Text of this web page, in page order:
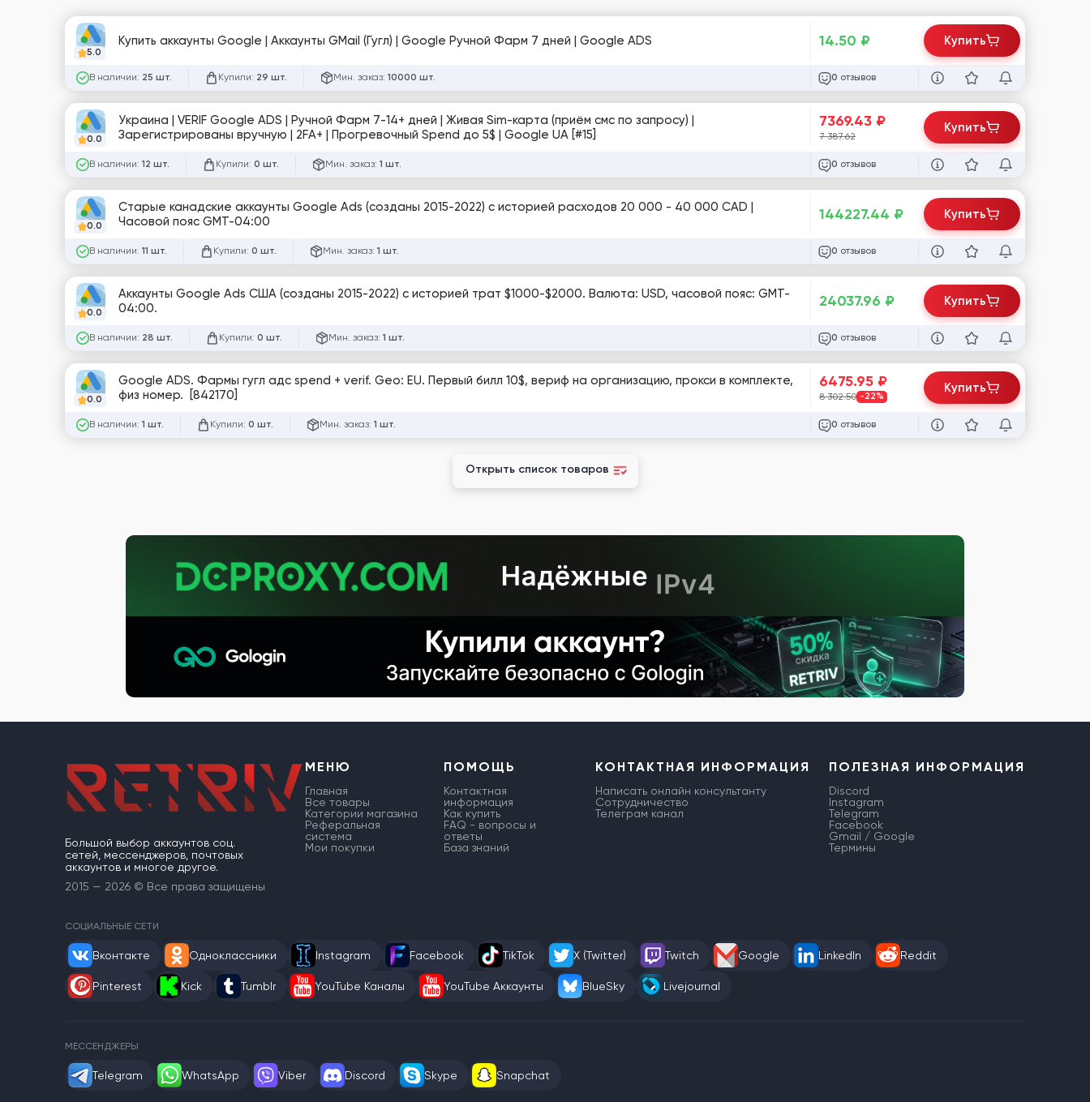
5.0
Купить аккаунты Google | Аккаунты GMail (Гугл) | Google Ручной Фарм 7 дней | Google ADS
В наличии: 25 шт. Купили: 29 шт. Мин. заказ: 10000 шт.
14.50 ₽
0 отзывов
Купить
0.0
Украина | VERIF Google ADS | Ручной Фарм 7-14+ дней | Живая Sim-карта (приём смс по запросу) |
Зарегистрированы вручную | 2FA+ | Прогревочный Spend до 5$ | Google UA [#15]
В наличии: 12 шт. Купили: 0 шт. Мин. заказ: 1 шт.
7369.43 ₽
7 387.62
0 отзывов
Купить
0.0
Старые канадские аккаунты Google Ads (созданы 2015-2022) с историей расходов 20 000 - 40 000 CAD |
Часовой пояс GMT-04:00
В наличии: 11 шт. Купили: 0 шт. Мин. заказ: 1 шт.
144227.44 ₽
0 отзывов
Купить
0.0
Аккаунты Google Ads США (созданы 2015-2022) с историей трат $1000-$2000. Валюта: USD, часовой пояс: GMT-
04:00.
В наличии: 28 шт. Купили: 0 шт. Мин. заказ: 1 шт.
24037.96 ₽
0 отзывов
Купить
0.0
Google ADS. Фармы гугл адс spend + verif. Geo: EU. Первый билл 10$, вериф на организацию, прокси в комплекте,
физ номер. [842170]
В наличии: 1 шт. Купили: 0 шт. Мин. заказ: 1 шт.
6475.95 ₽
8 302.50 -22%
0 отзывов
Купить
Открыть список товаров
Большой выбор аккаунтов соц.
сетей, мессенджеров, почтовых
аккаунтов и многое другое.
2015 — 2026 © Все права защищены
МЕНЮ
Главная
Все товары
Категории магазина
Реферальная
система
Мои покупки
ПОМОЩЬ
Контактная
информация
Как купить
FAQ - вопросы и
ответы
База знаний
КОНТАКТНАЯ ИНФОРМАЦИЯ
Написать онлайн консультанту
Сотрудничество
Телеграм канал
ПОЛЕЗНАЯ ИНФОРМАЦИЯ
Discord
Instagram
Telegram
Facebook
Gmail / Google
Термины
СОЦИАЛЬНЫЕ СЕТИ
Вконтакте Одноклассники Instagram Facebook TikTok X (Twitter) Twitch Google LinkedIn Reddit
Pinterest Kick Tumblr YouTube Каналы YouTube Аккаунты BlueSky Livejournal
МЕССЕНДЖЕРЫ
Telegram WhatsApp Viber Discord Skype Snapchat